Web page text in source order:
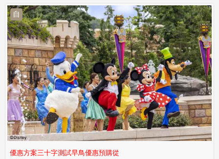
自
優惠方案三十字測試早鳥優惠預購從